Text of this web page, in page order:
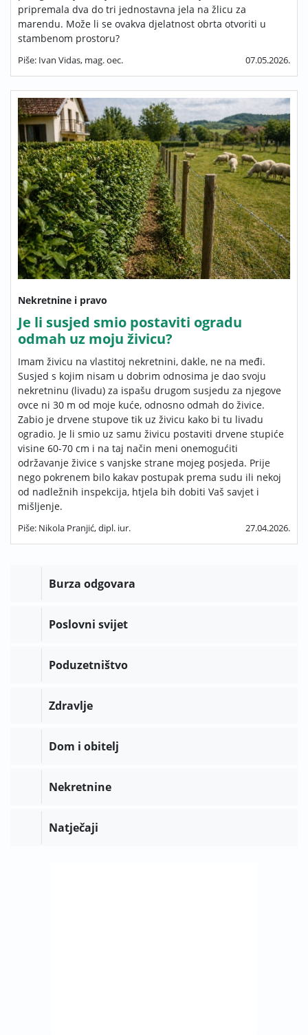
pripremala dva do tri jednostavna jela na žlicu za
marendu. Može li se ovakva djelatnost obrta otvoriti u
stambenom prostoru?
Piše: Ivan Vidas, mag. oec. 07.05.2026.
Nekretnine i pravo
Je li susjed smio postaviti ogradu
odmah uz moju živicu?
Imam živicu na vlastitoj nekretnini, dakle, ne na međi.
Susjed s kojim nisam u dobrim odnosima je dao svoju
nekretninu (livadu) za ispašu drugom susjedu za njegove
ovce ni 30 m od moje kuće, odnosno odmah do živice.
Zabio je drvene stupove tik uz živicu kako bi tu livadu
ogradio. Je li smio uz samu živicu postaviti drvene stupiće
visine 60-70 cm i na taj način meni onemogućiti
održavanje živice s vanjske strane mojeg posjeda. Prije
nego pokrenem bilo kakav postupak prema sudu ili nekoj
od nadležnih inspekcija, htjela bih dobiti Vaš savjet i
mišljenje.
Piše: Nikola Pranjić, dipl. iur. 27.04.2026.
Burza odgovara
Poslovni svijet
Poduzetništvo
Zdravlje
Dom i obitelj
Nekretnine
Natječaji